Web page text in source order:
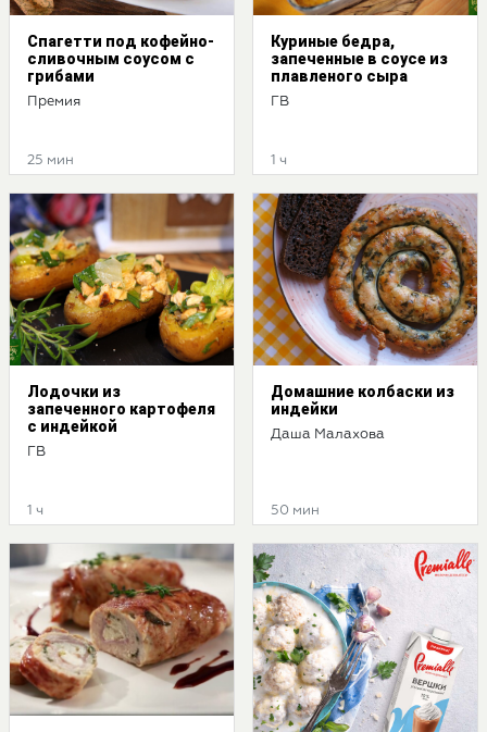
Спагетти под кофейно-
сливочным соусом с
грибами
Премия
25 мин
Куриные бедра,
запеченные в соусе из
плавленого сыра
ГВ
1 ч
Лодочки из
запеченного картофеля
с индейкой
ГВ
1 ч
Домашние колбаски из
индейки
Даша Малахова
50 мин